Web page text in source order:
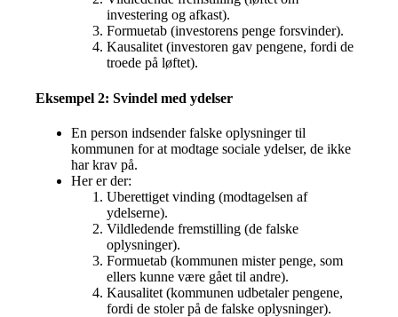
investering og afkast).
Formuetab (investorens penge forsvinder).
Kausalitet (investoren gav pengene, fordi de
troede på løftet).
Eksempel 2: Svindel med ydelser
En person indsender falske oplysninger til
kommunen for at modtage sociale ydelser, de ikke
har krav på.
Her er der:
Uberettiget vinding (modtagelsen af
ydelserne).
Vildledende fremstilling (de falske
oplysninger).
Formuetab (kommunen mister penge, som
ellers kunne være gået til andre).
Kausalitet (kommunen udbetaler pengene,
fordi de stoler på de falske oplysninger).